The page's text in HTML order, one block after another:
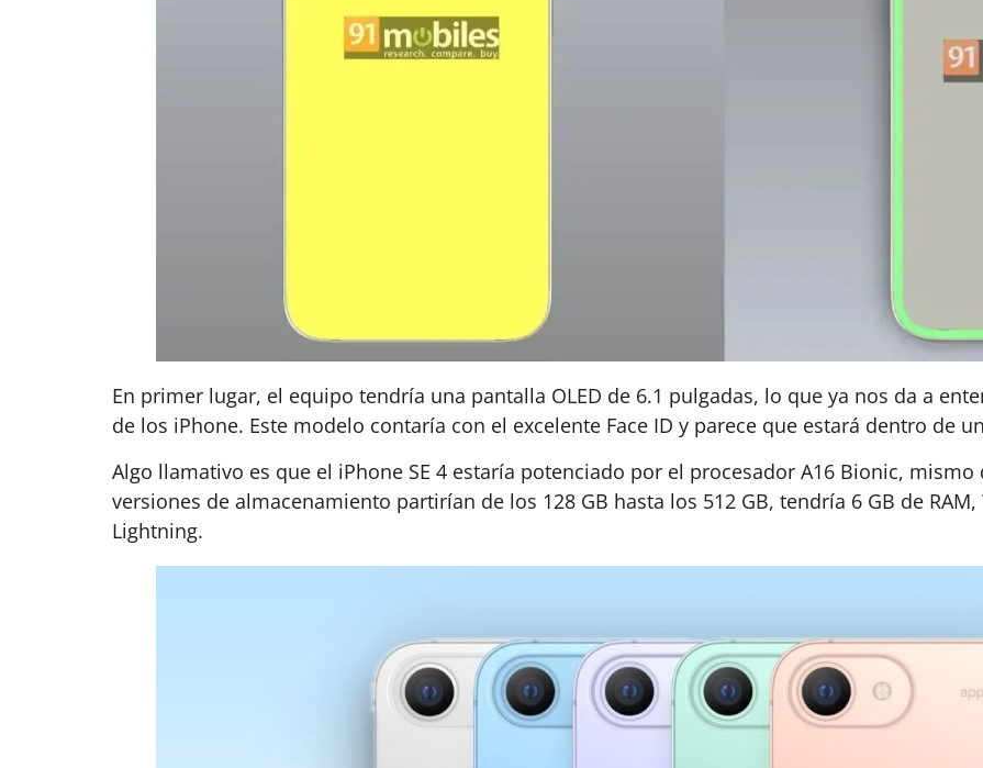
En primer lugar, el equipo tendría una pantalla OLED de 6.1 pulgadas, lo que ya nos da a
de los iPhone. Este modelo contaría con el excelente Face ID y parece que estará dentro de un
Algo llamativo es que el iPhone SE 4 estaría potenciado por el procesador A16 Bionic, mismo
versiones de almacenamiento partirían de los 128 GB hasta los 512 GB, tendría 6 GB de
Lightning.